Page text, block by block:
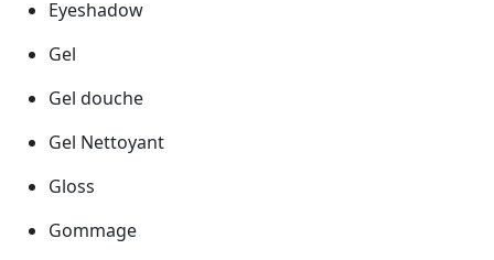
Eyeshadow
Gel
Gel douche
Gel Nettoyant
Gloss
Gommage